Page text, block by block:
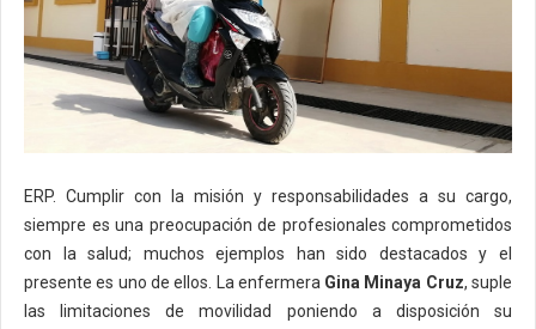
ERP. Cumplir con la misión y responsabilidades a su cargo,
siempre es una preocupación de profesionales comprometidos
con la salud; muchos ejemplos han sido destacados y el
presente es uno de ellos. La enfermera Gina Minaya Cruz, suple
las limitaciones de movilidad poniendo a disposición su